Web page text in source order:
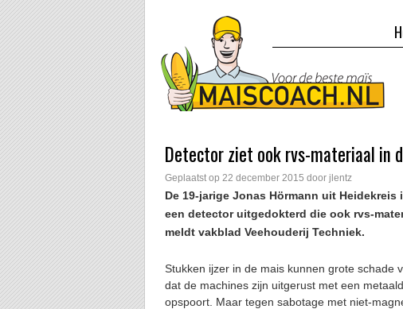
Detector ziet ook rvs-materiaal in
Geplaatst op 22 december 2015 door jlentz
De 19-jarige Jonas Hörmann uit
een detector uitgedokterd die ook rvs-
meldt vakblad Veehouderij Techniek.
Stukken ijzer in de mais kunnen grote schade
dat de machines zijn uitgerust met een
opspoort. Maar tegen sabotage met niet-